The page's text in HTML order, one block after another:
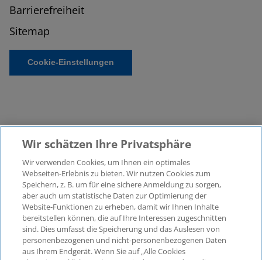
Barrierefreiheit
Sitemap
Cookie-Einstellungen
©2026 KPMG Law Rechtsanwaltsgesellschaft mbH,
assoziiert mit der KPMG AG
Wirtschaftsprüfungsgesellschaft, einer
Aktiengesellschaft nach deutschem Recht und ein
Mitglied der globalen KPMG-Organisation
unabhängiger Mitgliedsfirmen, die KPMG International
Limited, einer Private English Company Limited by
Wir schätzen Ihre Privatsphäre
Wir verwenden Cookies, um Ihnen ein optimales
Webseiten-Erlebnis zu bieten. Wir nutzen Cookies zum
Speichern, z. B. um für eine sichere Anmeldung zu sorgen,
aber auch um statistische Daten zur Optimierung der
Website-Funktionen zu erheben, damit wir Ihnen Inhalte
bereitstellen können, die auf Ihre Interessen zugeschnitten
sind. Dies umfasst die Speicherung und das Auslesen von
personenbezogenen und nicht-personenbezogenen Daten
aus Ihrem Endgerät. Wenn Sie auf „Alle Cookies